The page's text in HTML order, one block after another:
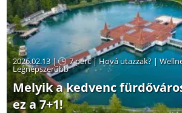
2026.02.13 | 7 perc|Hová utazzak? |
Legnépszerűbb
Melyik a kedvenc
ez a 7+1!